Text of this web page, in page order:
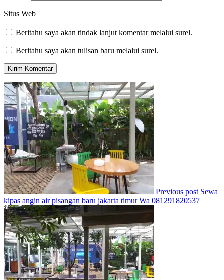
Situs Web
Beritahu saya akan tindak lanjut komentar melalui surel.
Beritahu saya akan tulisan baru melalui surel.
Previous post Sewa
kipas angin air pisangan baru jakarta timur Wa 081291820537